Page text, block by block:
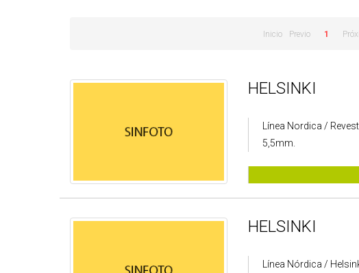
Inicio Previo 1
HELSINKI
Línea Nordica /
5,5mm.
HELSINKI
Línea Nórdica /